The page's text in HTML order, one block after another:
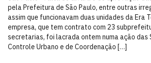
pela Prefeitura de São Paulo, entre outras
assim que funcionavam duas unidades da Era
empresa, que tem contrato com 23
secretarias, foi lacrada ontem numa ação das
Controle Urbano e de Coordenação […]